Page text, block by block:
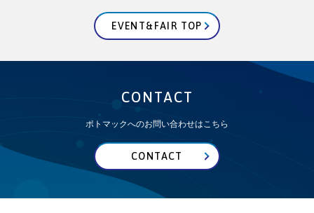
EVENT&FAIR TOP
CONTACT
ポトマックへのお問い合わせはこちら
CONTACT